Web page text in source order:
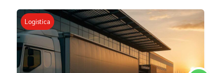
Logistica